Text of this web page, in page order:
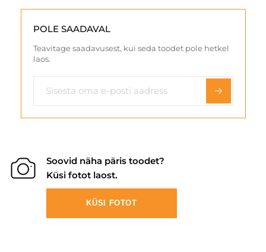
POLE SAADAVAL
Teavitage saadavusest, kui seda toodet pole hetkel
laos.
Soovid näha päris toodet?
Küsi fotot laost.
KÜSI FOTOT